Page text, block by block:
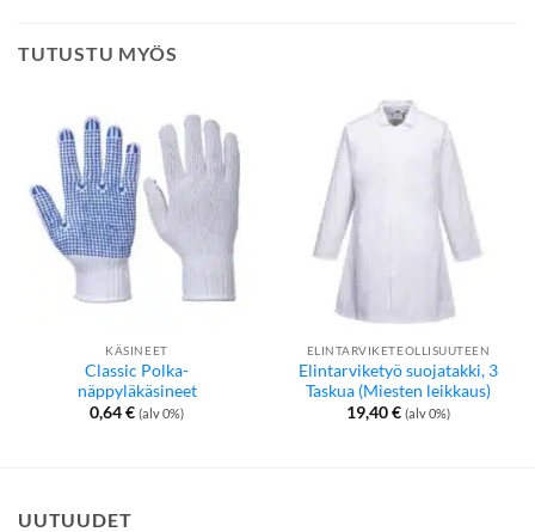
TUTUSTU MYÖS
KÄSINEET
Classic Polka-
näppyläkäsineet
0,64€ (alv 0%)
ELINTARVIKETEOLLISUUTEEN
Elintarviketyö suojatakki, 3
Taskua (Miesten leikkaus)
19,40€ (alv 0%)
UUTUUDET